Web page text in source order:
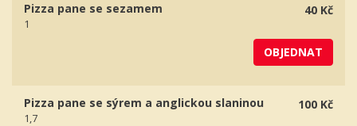
40 Kč
Pizza pane se sezamem
1
OBJEDNAT
100 Kč
Pizza pane se sýrem a anglickou slaninou
1,7